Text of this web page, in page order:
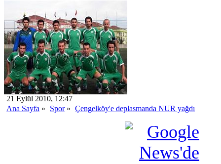
21 Eylül 2010, 12:47
Ana Sayfa » Spor» Çengelköy'e deplasmanda NUR yağdı